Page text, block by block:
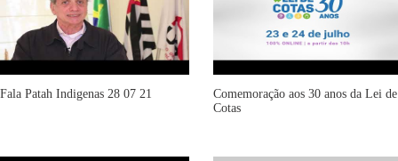
Fala Patah Indigenas 28 07 21
Comemoração aos 30 anos da Lei de
Cotas